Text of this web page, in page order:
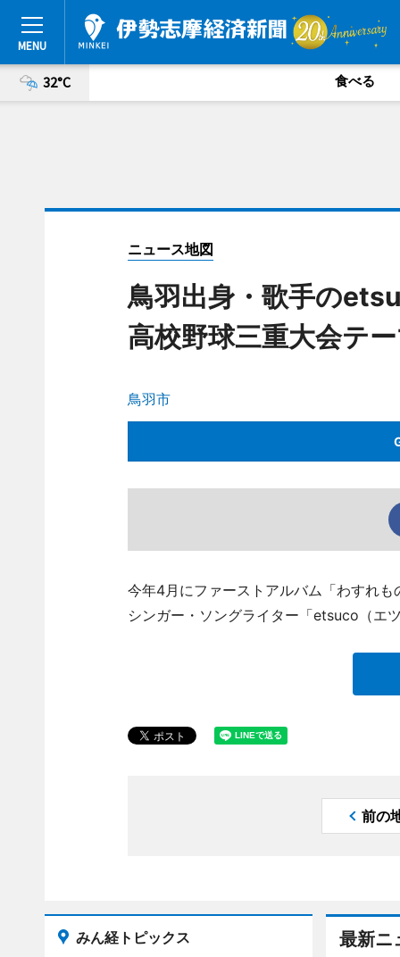
32°C 食べる
ニュース地図
鳥羽出身・歌手の
高校野球三重大会テ
鳥羽市
今年4月にファーストアルバム「わすれ
シンガー・ソングライター「etsuco（エ
前の
最新ニ
みん経トピックス